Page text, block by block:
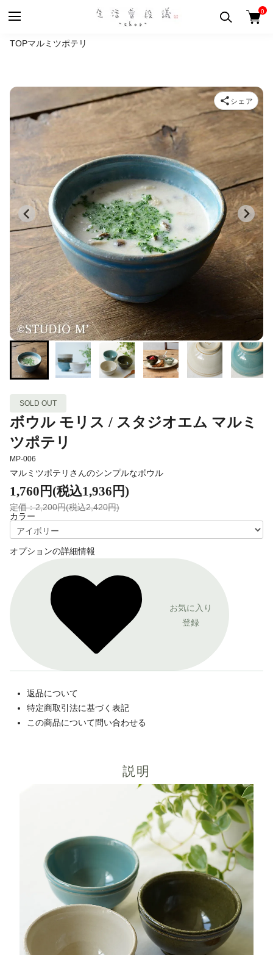
0
TOPマルミツポテリ
SOLD OUT
ボウル モリス / スタジオエム マルミ
ツポテリ
MP-006
マルミツポテリさんのシンプルなボウル
1,760円(税込1,936円)
定価：2,200円(税込2,420円)
カラー
オプションの詳細情報
お気に入り
登録
返品について
特定商取引法に基づく表記
この商品について問い合わせる
シェア
説明